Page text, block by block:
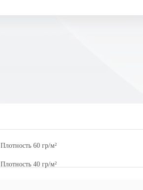
Плотность 60 гр/м²
Плотность 40 гр/м²